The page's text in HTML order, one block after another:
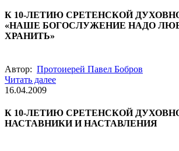
К 10-ЛЕТИЮ СРЕТЕНСКОЙ
«НАШЕ БОГОСЛУЖЕНИЕ НАДО
ХРАНИТЬ»
Автор: Протоиерей Павел Бобров
Читать далее
16.04.2009
К 10-ЛЕТИЮ СРЕТЕНСКОЙ
НАСТАВНИКИ И НАСТАВЛЕНИЯ